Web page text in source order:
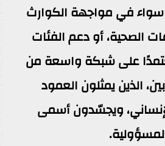
سواء في مواجهة الكوارث
الصحية، أو دعم الفئات
معتمدًا على شبكة واسعة من
الذين يمثلون العمود
ويجسّدون أسمى